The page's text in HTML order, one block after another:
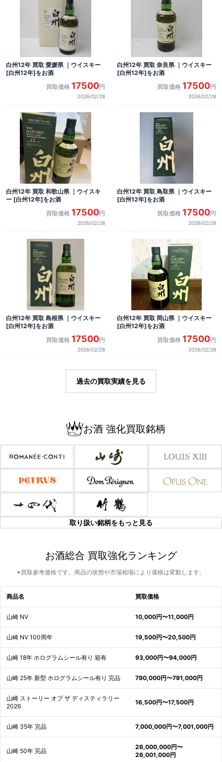
白州12年 買取 愛媛県 ｜ウイスキー
[白州12年]をお酒
買取価格 17500円
2026/02/28
白州12年 買取 奈良県 ｜ウイスキー
[白州12年]をお酒
買取価格 17500円
2026/02/28
白州12年 買取 和歌山県 ｜ウイスキ
ー [白州12年]をお酒
買取価格 17500円
2026/02/28
白州12年 買取 鳥取県 ｜ウイスキー
[白州12年]をお酒
買取価格 17500円
2026/02/28
白州12年 買取 島根県 ｜ウイスキー
[白州12年]をお酒
買取価格 17500円
2026/02/28
白州12年 買取 岡山県 ｜ウイスキー
[白州12年]をお酒
買取価格 17500円
2026/02/28
過去の買取実績を見る
お酒 強化買取銘柄
取り扱い銘柄をもっと見る
お酒総合 買取強化ランキング
※買取参考価格です。商品の状態や市場相場により価格は変動します。
商品名 買取価格
山崎 NV 10,000円〜11,000円
山崎 NV 100周年 19,500円〜20,500円
山崎 18年 ホログラムシール有り 箱有 93,000円〜94,000円
山崎 25年 新型 ホログラムシール有り 完品 790,000円〜791,000円
山崎 ストーリー オブ ザ ディスティラリー
2026
16,500円〜17,500円
山崎 35年 完品 7,000,000円〜7,001,000円
山崎 50年 完品
26,000,000円〜
26,001,000円